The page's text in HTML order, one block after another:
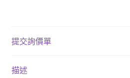
提交詢價單
描述